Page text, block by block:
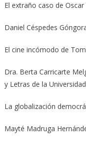
El extraño caso de Oscar
Daniel Céspedes
El cine incómodo de
Dra. Berta Carricarte
y Letras de la
La globalización
Mayté Madruga